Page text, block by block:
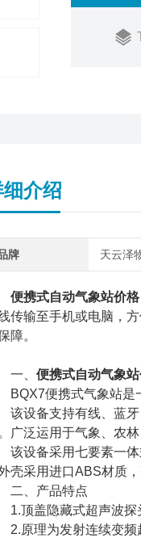
介绍
牌 天云泽
便携式自动气象站价格
传输至手机或电脑，
障。
、 便携式自动气象
便携式气象站是一
备支持有线、蓝牙、
广泛运用于气象、农
备采用七要素一体式
壳采用进口ABS材质
产品特点
盖隐藏式超声波探
理为发射连续变频超